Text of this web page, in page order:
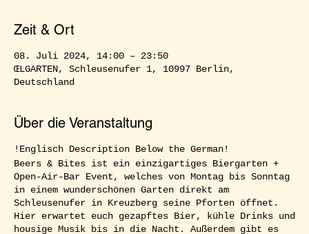
Zeit & Ort
08. Juli 2024, 14:00 – 23:50
ŒLGARTEN, Schleusenufer 1, 10997 Berlin,
Deutschland
Über die Veranstaltung
!Englisch Description Below the German!
Beers & Bites ist ein einzigartiges Biergarten +
Open-Air-Bar Event, welches von Montag bis Sonntag
in einem wunderschönen Garten direkt am
Schleusenufer in Kreuzberg seine Pforten öffnet.
Hier erwartet euch gezapftes Bier, kühle Drinks und
housige Musik bis in die Nacht. Außerdem gibt es